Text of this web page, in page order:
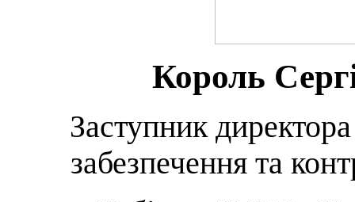
Король
Заступник
забезпечення та